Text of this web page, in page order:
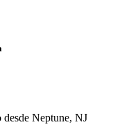
Neptune, NJ